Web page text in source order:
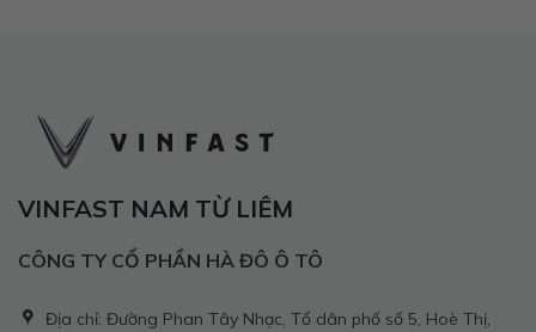
VINFAST NAM TỪ LIÊM
CÔNG TY CỔ PHẦN HÀ ĐÔ Ô TÔ
Địa chỉ: Đường Phan Tây Nhạc, Tổ dân phố số 5, Hoè Thị,